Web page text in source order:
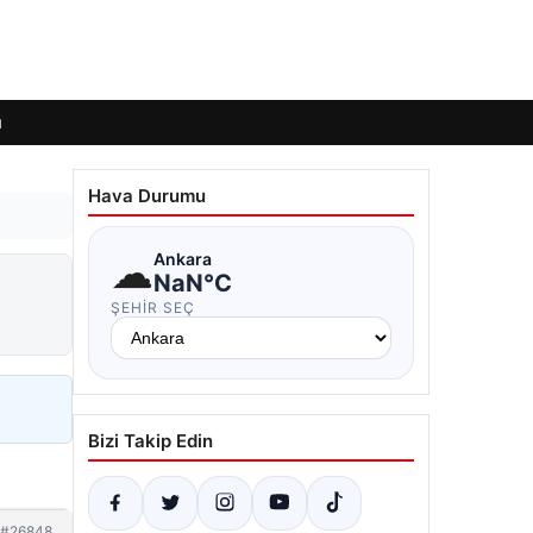
Hava Durumu
☁Ankara
NaN°C
ŞEHIR SEÇ
Bizi Takip Edin